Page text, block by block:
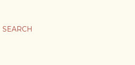
SEARCH